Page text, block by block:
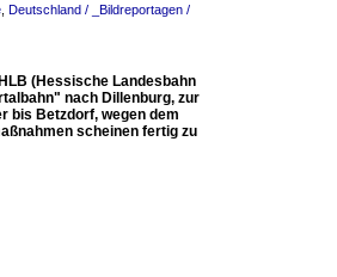
Deutschland / _Bildreportagen /
(Hessische Landesbahn
nach Dillenburg, zur
bis Betzdorf, wegen dem
scheinen fertig zu